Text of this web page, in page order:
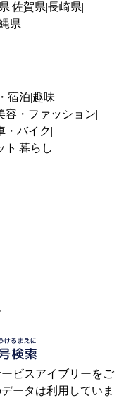
佐賀県 長崎県
県
宿泊 趣味
容・ファッション
・バイク
ト 暮らし
ビスアイブリーをご
ータは利用していま